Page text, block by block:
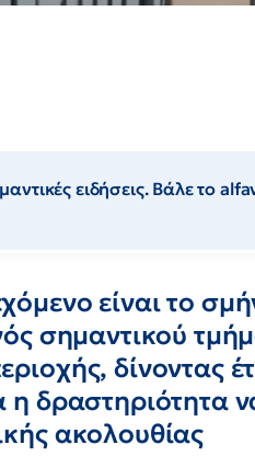
ειδήσεις. Βάλε το
είναι το
σημαντικού
δίνοντας
η δραστηριότητα
ακολουθίας